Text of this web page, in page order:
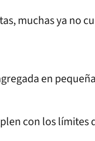
muchas ya no
en
con los límites